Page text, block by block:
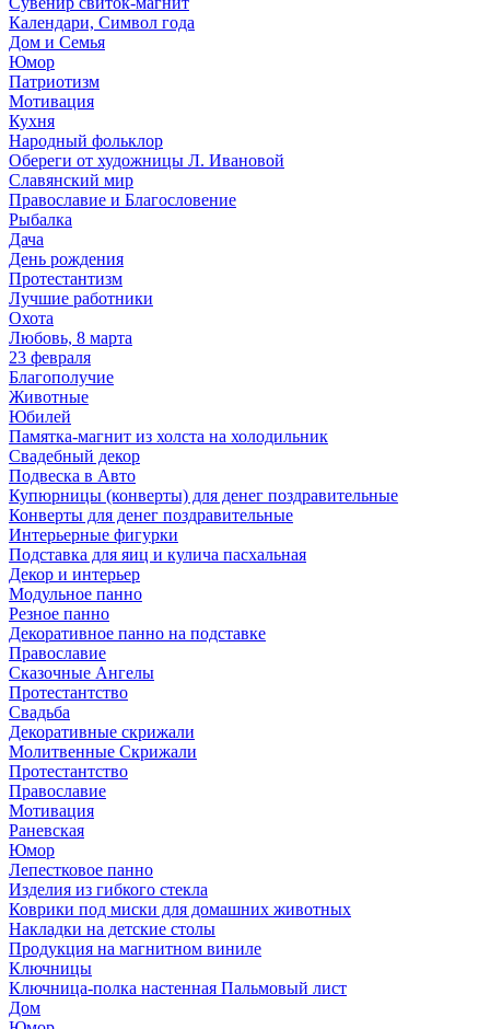
Календари, Символ года
Дом и Семья
Юмор
Патриотизм
Мотивация
Кухня
Народный фольклор
Обереги от художницы Л. Ивановой
Славянский мир
Православие и Благословение
Рыбалка
Дача
День рождения
Протестантизм
Лучшие работники
Охота
Любовь, 8 марта
23 февраля
Благополучие
Животные
Юбилей
Памятка-магнит из холста на холодильник
Свадебный декор
Подвеска в Авто
Купюрницы (конверты) для денег поздравительные
Конверты для денег поздравительные
Интерьерные фигурки
Подставка для яиц и кулича пасхальная
Декор и интерьер
Модульное панно
Резное панно
Декоративное панно на подставке
Православие
Сказочные Ангелы
Протестантство
Свадьба
Декоративные скрижали
Молитвенные Скрижали
Протестантство
Православие
Мотивация
Раневская
Юмор
Лепестковое панно
Изделия из гибкого стекла
Коврики под миски для домашних животных
Накладки на детские столы
Продукция на магнитном виниле
Ключницы
Ключница-полка настенная Пальмовый лист
Дом